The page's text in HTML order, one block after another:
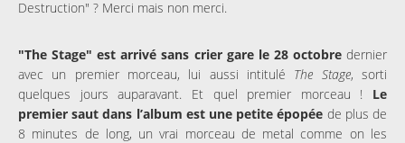
Destruction" ? Merci mais non merci.
"The Stage" est arrivé sans crier gare le 28 octobredernier
avec un premier morceau, lui aussi intitulé The Stage, sorti
quelques jours auparavant. Et quel premier morceau ! Le
premier saut dans l’album est une petite épopée de plus de
8 minutes de long, un vrai morceau de metal comme on les